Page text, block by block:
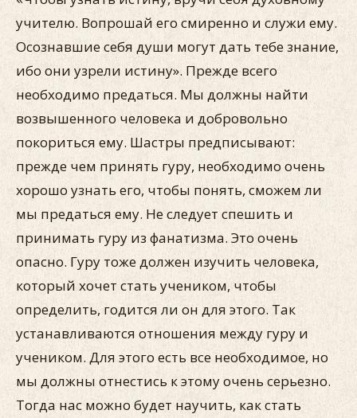
учителю. Вопрошай его смиренно и служи ему.
Осознавшие себя души могут дать тебе знание,
ибо они узрели истину». Прежде всего
необходимо предаться. Мы должны найти
возвышенного человека и добровольно
покориться ему. Шастры предписывают:
прежде чем принять гуру, необходимо очень
хорошо узнать его, чтобы понять, сможем ли
мы предаться ему. Не следует спешить и
принимать гуру из фанатизма. Это очень
опасно. Гуру тоже должен изучить человека,
который хочет стать учеником, чтобы
определить, годится ли он для этого. Так
устанавливаются отношения между гуру и
учеником. Для этого есть все необходимое, но
мы должны отнестись к этому очень серьезно.
Тогда нас можно будет научить, как стать